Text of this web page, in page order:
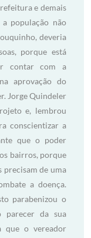
e demais
população não
deveria
porque está
contar com a
aprovação do
Jorge Quindeler
e, lembrou
conscientizar a
que o poder
bairros, porque
precisam de uma
a doença.
parabenizou o
parecer da sua
que o vereador